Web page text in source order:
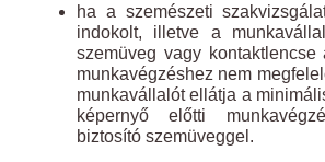
ha a szemészeti
indokolt, illetve a
szemüveg vagy kontaktlencse
munkavégzéshez nem
munkavállalót ellátja a
képernyő előtti
biztosító szemüveggel.